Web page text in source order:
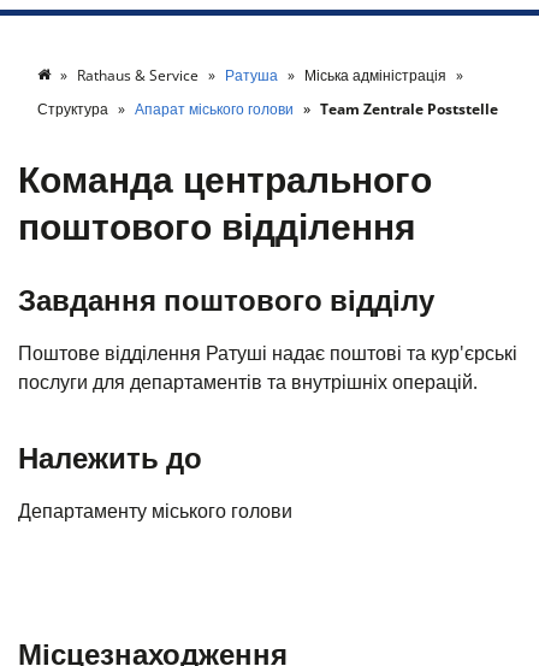
Rathaus & Service Ратуша
Міська адміністрація
Структура
Апарат міського голови Team Zentrale Poststelle
Команда центрального
поштового відділення
Завдання поштового відділу
Поштове відділення Ратуші надає поштові та кур'єрські
послуги для департаментів та внутрішніх операцій.
Належить до
Департаменту міського голови
Місцезнаходження